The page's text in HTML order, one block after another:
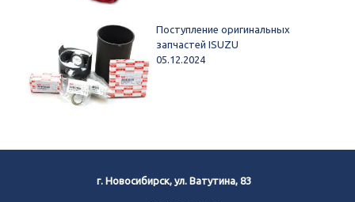
Поступление оригинальных
запчастей ISUZU
05.12.2024
г. Новосибирск, ул. Ватутина, 83